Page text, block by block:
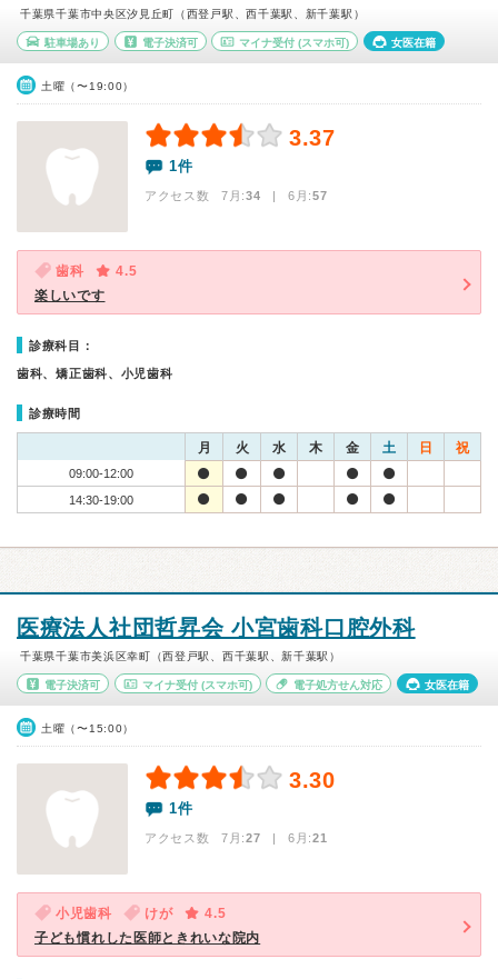
千葉県千葉市中央区汐見丘町（西登戸駅、西千葉駅、新千葉駅）
駐車場あり 電子決済可 マイナ受付 (スマホ可) 女医在籍
土曜（〜19:00）
3.37
1件
アクセス数 7月:34 | 6月:57
歯科
4.5
楽しいです
診療科目：
歯科、矯正歯科、小児歯科
診療時間
月 火 水 木 金 土 日 祝
09:00-12:00
14:30-19:00
医療法人社団哲昇会 小宮歯科口腔外科
千葉県千葉市美浜区幸町（西登戸駅、西千葉駅、新千葉駅）
電子決済可 マイナ受付(スマホ可) 電子処方せん対応 女医在籍
土曜（〜15:00）
3.30
1件
アクセス数 7月:27 | 6月:21
小児歯科 けが
4.5
子ども慣れした医師ときれいな院内